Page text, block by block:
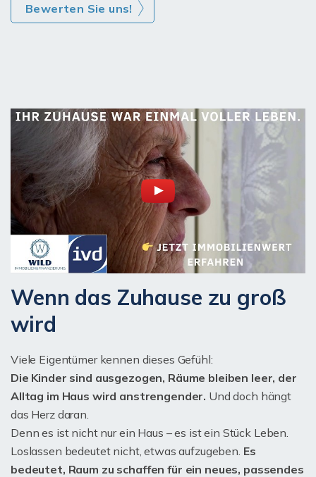
Bewerten Sie uns!
Wenn das Zuhause zu groß
wird
Viele Eigentümer kennen dieses Gefühl:
Die Kinder sind ausgezogen, Räume bleiben leer, der
Alltag im Haus wird anstrengender. Und doch hängt
das Herz daran.
Denn es ist nicht nur ein Haus – es ist ein Stück Leben.
Loslassen bedeutet nicht, etwas aufzugeben. Es
bedeutet, Raum zu schaffen für ein neues, passendes